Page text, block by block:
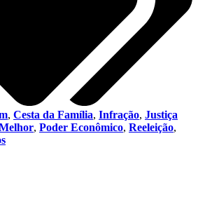
, Cesta da Família, Infração, Justiça
, Poder Econômico, Reeleição,